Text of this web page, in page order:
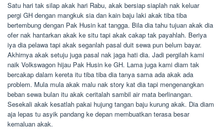
Satu hari tak silap akak hari Rabu, akak bersiap siaplah nak keluar
pergi GH dengan mangkuk sia dan kain baju laki akak tiba tiba
bertembung dengan Pak Husin kat tangga. Bila dia tahu tujuan akak dia
ofer nak hantarkan akak ke situ tapi akak cakap tak payahlah. Beriya
iya dia pelawa tapi akak seganlah pasal duit sewa pun belum bayar.
Akhirnya akak setuju juga pasal nak jaga hati dia. Jadi pergilah kami
naik Volkswagon hijau Pak Husin ke GH. Lama juga kami diam tak
bercakap dalam kereta itu tiba tiba dia tanya sama ada akak ada
problem. Mula mula akak malu nak story kat dia tapi mengenangkan
beban sewa bulan itu akak ceritalah sambil air mata berlinangan.
Sesekali akak kesatlah pakai hujung tangan baju kurung akak. Dia diam
aja lepas tu asyik pandang ke depan membuatkan terasa besar
kemaluan akak.